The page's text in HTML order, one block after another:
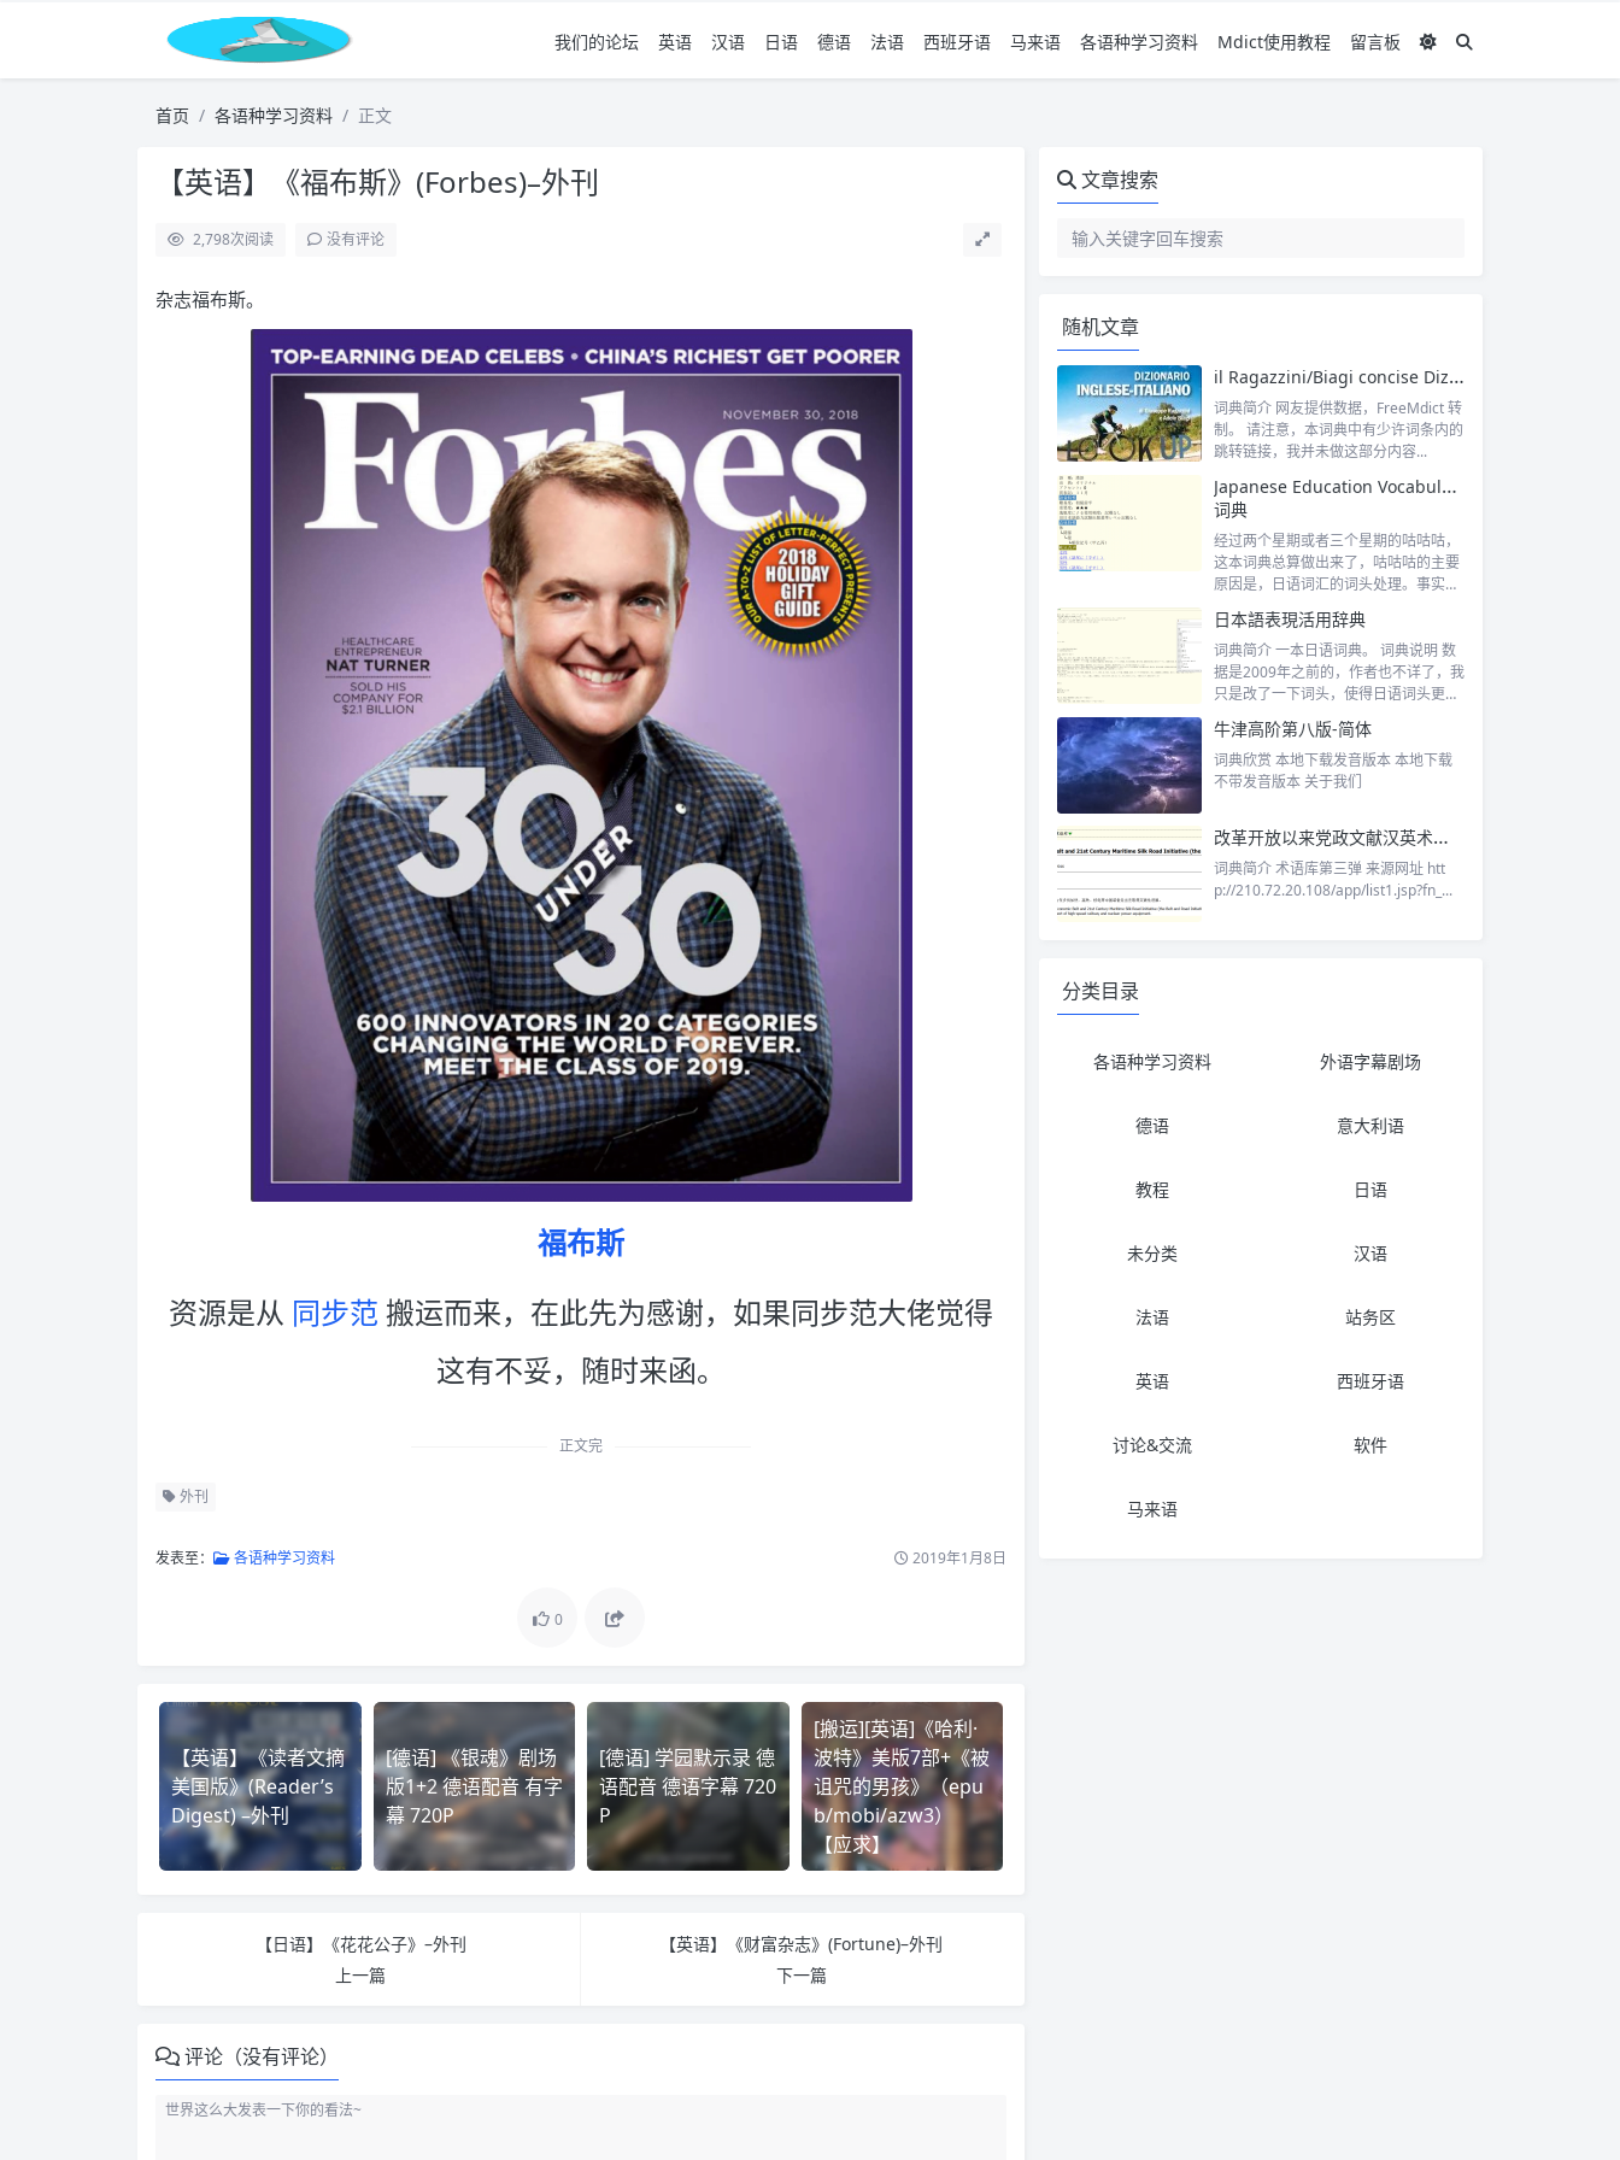
我们的论坛 英语 汉语 日语 德语 法语 西班牙语 马来语 各语种学习资料 Mdict使用教程 留言板
首页 各语种学习资料 正文
【英语】《福布斯》(Forbes)–外刊
2,798次阅读 没有评论
杂志福布斯。
福布斯
资源是从 同步范 搬运而来，在此先为感谢，如果同步范大佬觉得
这有不妥，随时来函。
正文完
外刊
发表至： 各语种学习资料 2019年1月8日
0
【英语】《读者文摘
美国版》(Reader’s
Digest) –外刊
[德语] 《银魂》剧场
版1+2 德语配音 有字
幕 720P
[德语] 学园默示录 德
语配音 德语字幕 720
P
[搬运][英语]《哈利·
波特》美版7部+《被
诅咒的男孩》（epu
b/mobi/azw3）
【应求】
【日语】《花花公子》–外刊
上一篇
【英语】《财富杂志》(Fortune)–外刊
下一篇
评论（没有评论）
文章搜索
随机文章
il Ragazzini/Biagi concise Dizionario Inglese-Italiano
词典简介 网友提供数据，FreeMdict 转
制。 请注意，本词典中有少许词条内的
跳转链接，我并未做这部分内容...
Japanese Education Vocabulary
词典
经过两个星期或者三个星期的咕咕咕，
这本词典总算做出来了，咕咕咕的主要
原因是，日语词汇的词头处理。事实上
日本語表現活用辞典
词典简介 一本日语词典。 词典说明 数
据是2009年之前的，作者也不详了，我
只是改了一下词头，使得日语词头更
牛津高阶第八版-简体
词典欣赏 本地下载发音版本 本地下载
不带发音版本 关于我们
改革开放以来党政文献汉英术语库
词典简介 术语库第三弹 来源网址 htt
p://210.72.20.108/app/list1.jsp?fn_...
分类目录
各语种学习资料 外语字幕剧场
德语 意大利语
教程 日语
未分类 汉语
法语 站务区
英语 西班牙语
讨论&交流 软件
马来语